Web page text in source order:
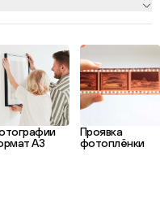
А3
Проявка
фотоплёнки